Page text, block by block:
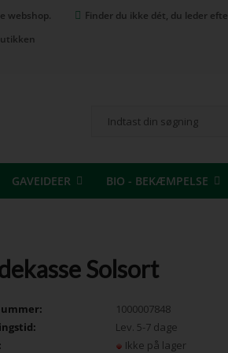
webshop.
Finder du ikke dét, du leder
GAVEIDEER BIO - BEKÆMPELSE
Solsort
1000007848
Lev. 5-7 dage
Ikke på lager